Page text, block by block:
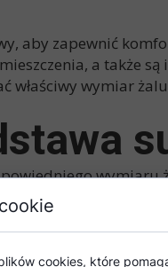
aby zapewnić
a także
wymiar
takie jak klamki czy
kluczowe
cookies, które